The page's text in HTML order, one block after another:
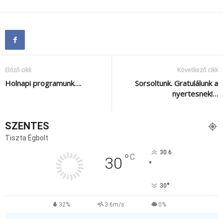
Előző cikk
Holnapi programunk….
Következő cikk
Sorsoltunk. Gratulálunk a
nyertesnek!…
SZENTES
Tiszta Égbolt
30 °C 30.6
°
30°
32% 3.6m/s 0%